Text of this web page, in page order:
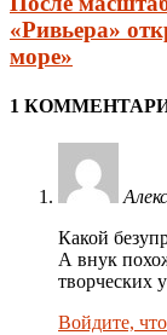
«Ривьера»
море»
1
Какой
А внук
творческих
Войдите,